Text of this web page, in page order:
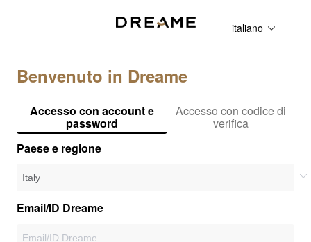
italiano
Benvenuto in Dreame
Accesso con account e
password
Accesso con codice di
verifica
Paese e regione
Email/ID Dreame